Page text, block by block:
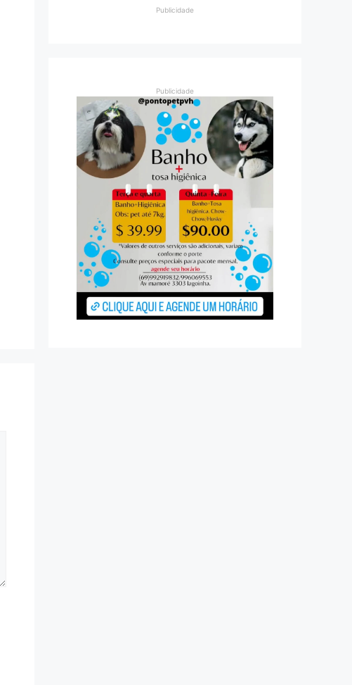
Publicidade
Publicidade